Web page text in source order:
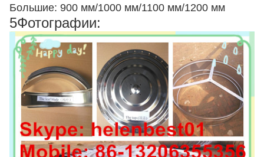
Большие: 900 мм/1000 мм/1100 мм/1200 мм
5Фотографии: